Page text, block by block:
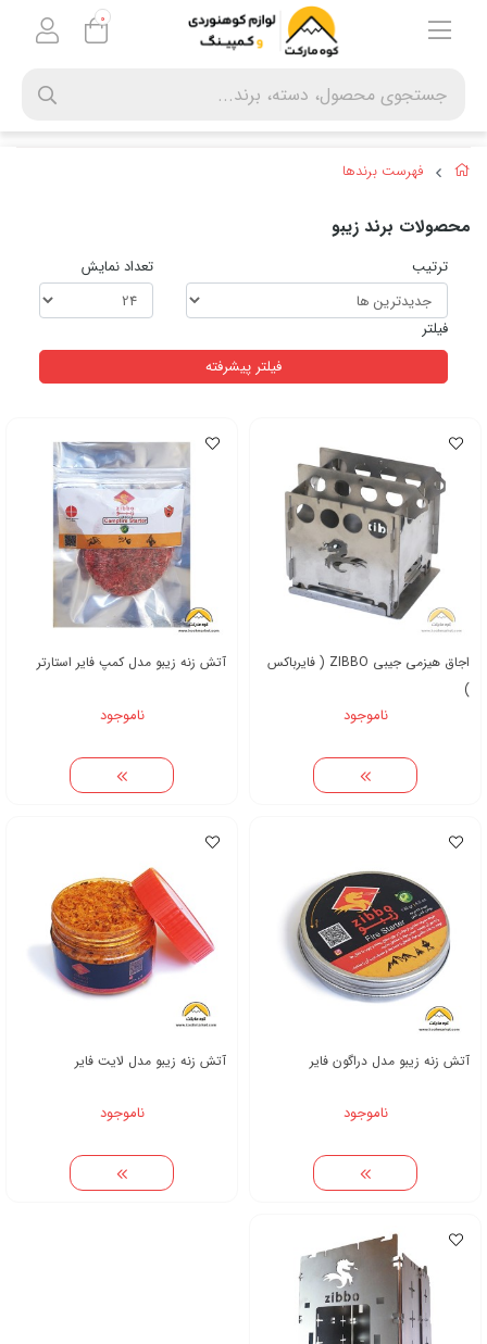
فهرست برندها
محصولات برند زیبو
ترتیب تعداد نمایش
فیلتر
فیلتر پیشرفته
اجاق هیزمی جیبی ZIBBO ( فایرباکس
)
ناموجود
آتش زنه زیبو مدل کمپ فایر استارتر
ناموجود
آتش زنه زیبو مدل دراگون فایر
ناموجود
آتش زنه زیبو مدل لایت فایر
ناموجود
0